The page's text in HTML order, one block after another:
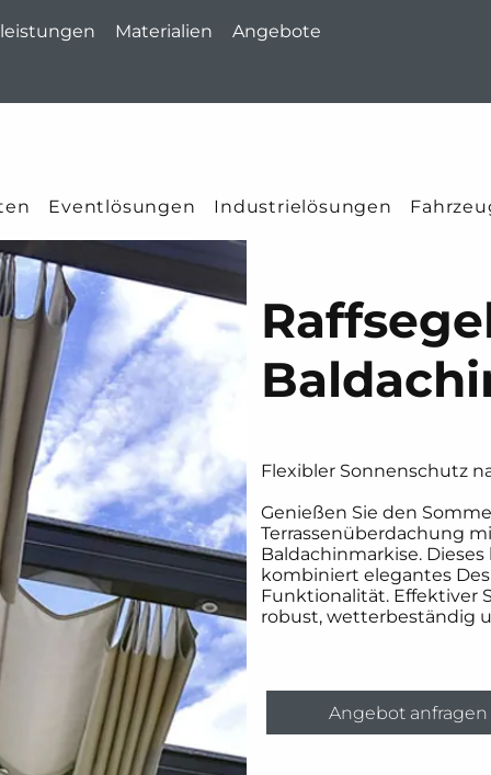
Materialien
Angebote
Eventlösungen Industrielösungen
Flexibler Sonnenschutz
Genießen Sie den
Terrassenüberdachung
Baldachinmarkise.
kombiniert elegantes
Funktionalität. Effektiver
robust, wetterbeständig
Angebot anfragen